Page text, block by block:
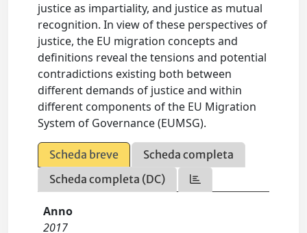
justice as impartiality, and justice as mutual
recognition. In view of these perspectives of
justice, the EU migration concepts and
definitions reveal the tensions and potential
contradictions existing both between
different demands of justice and within
different components of the EU Migration
System of Governance (EUMSG).
Scheda breve
Scheda completa
Scheda completa (DC)
Anno
2017